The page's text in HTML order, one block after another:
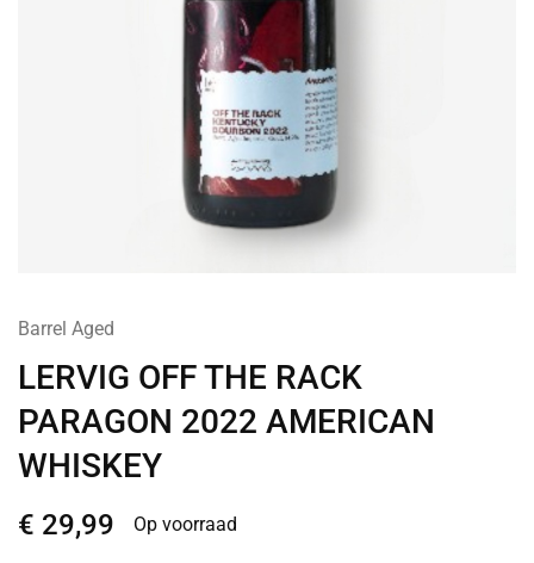
Barrel Aged
LERVIG OFF THE RACK
PARAGON 2022 AMERICAN
WHISKEY
€ 29,99 Op voorraad